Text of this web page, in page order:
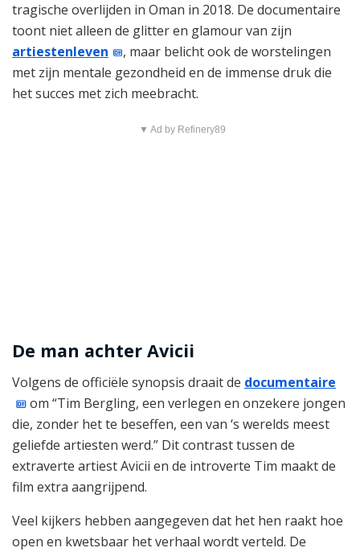
tragische overlijden in Oman in 2018. De documentaire
toont niet alleen de glitter en glamour van zijn
artiestenleven
, maar belicht ook de worstelingen
met zijn mentale gezondheid en de immense druk die
het succes met zich meebracht.
▼ Ad by Refinery89
De man achter Avicii
Volgens de officiële synopsis draait de documentaire
om “Tim Bergling, een verlegen en onzekere jongen
die, zonder het te beseffen, een van ‘s werelds meest
geliefde artiesten werd.” Dit contrast tussen de
extraverte artiest Avicii en de introverte Tim maakt de
film extra aangrijpend.
Veel kijkers hebben aangegeven dat het hen raakt hoe
open en kwetsbaar het verhaal wordt verteld. De